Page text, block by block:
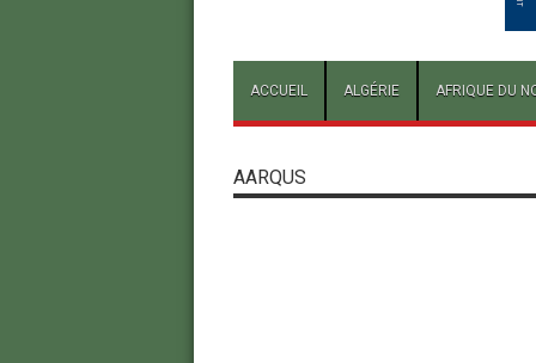
ACCUEIL ALGÉRIE AFRIQUE DU
AARQUS